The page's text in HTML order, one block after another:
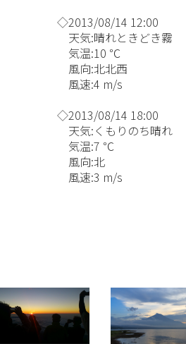
◇2013/08/14 12:00
天気:晴れときどき霧
気温:10 ℃
風向:北北西
風速:4 m/s
◇2013/08/14 18:00
天気:くもりのち晴れ
気温:7 ℃
風向:北
風速:3 m/s